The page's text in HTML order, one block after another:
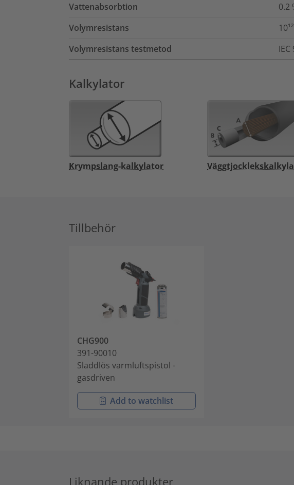
Vattenabsorbtion
0.2
Volymresistans
Volymresistans testmetod
IEC
Kalkylator
Krympslang-kalkylator
Tillbehör
CHG900
391-90010
Sladdlös varmluftspistol -
gasdriven
Add to watchlist
Liknande produkter